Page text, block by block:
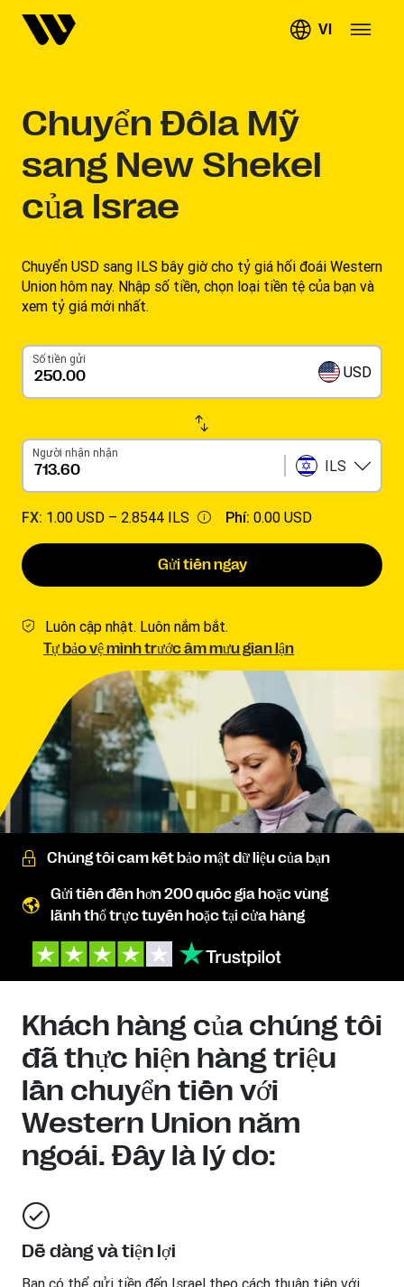
VI
Chuyển Đôla Mỹ
sang New Shekel
của Israe
Chuyển USD sang ILS bây giờ cho tỷ giá hối đoái Western
Union hôm nay. Nhập số tiền, chọn loại tiền tệ của bạn và
xem tỷ giá mới nhất.
Số tiền gửi
USD
Người nhận nhận
ILS
FX: 1.00 USD – 2.8544 ILS Phí: 0.00 USD
Gửi tiền ngay
Luôn cập nhật. Luôn nắm bắt.
Tự bảo vệ mình trước âm mưu gian lận
Chúng tôi cam kết bảo mật dữ liệu của bạn
Gửi tiền đến hơn 200 quốc gia hoặc vùng
lãnh thổ trực tuyến hoặc tại cửa hàng
Khách hàng của chúng tôi
đã thực hiện hàng triệu
lần chuyển tiền với
Western Union năm
ngoái. Đây là lý do:
Dễ dàng và tiện lợi
Bạn có thể gửi tiền đến Israel theo cách thuận tiện với